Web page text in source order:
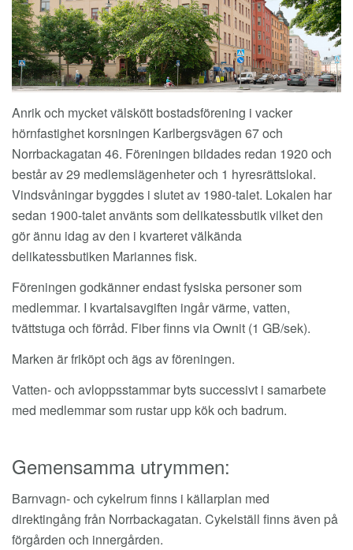
Anrik och mycket välskött bostadsförening i vacker
hörnfastighet korsningen Karlbergsvägen 67 och
Norrbackagatan 46. Föreningen bildades redan 1920 och
består av 29 medlemslägenheter och 1 hyresrättslokal.
Vindsvåningar byggdes i slutet av 1980-talet. Lokalen har
sedan 1900-talet använts som delikatessbutik vilket den
gör ännu idag av den i kvarteret välkända
delikatessbutiken Mariannes fisk.
Föreningen godkänner endast fysiska personer som
medlemmar. I kvartalsavgiften ingår värme, vatten,
tvättstuga och förråd. Fiber finns via Ownit (1 GB/sek).
Marken är friköpt och ägs av föreningen.
Vatten- och avloppsstammar byts successivt i samarbete
med medlemmar som rustar upp kök och badrum.
Gemensamma utrymmen:
Barnvagn- och cykelrum finns i källarplan med
direktingång från Norrbackagatan. Cykelställ finns även på
förgården och innergården.